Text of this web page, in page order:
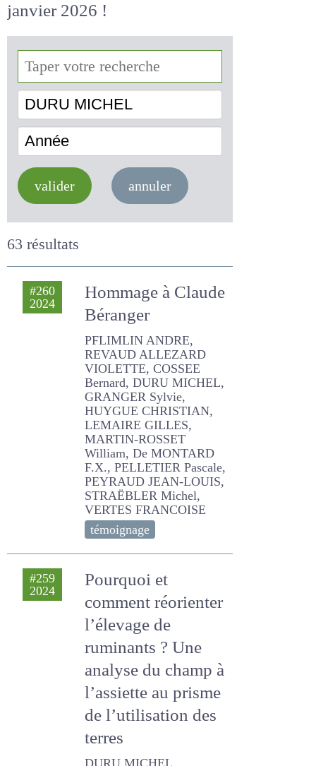
sa version numérique
de janvier 2026 !
DURU MICHEL
valider annuler
63 résultats
#260
Hommage à
Claude Béranger
PFLIMLIN ANDRE, REVAUD
ALLEZARD VIOLETTE,
COSSEE Bernard, DURU
MICHEL, GRANGER Sylvie,
HUYGUE CHRISTIAN,
LEMAIRE GILLES, MARTIN-
ROSSET William, De
MONTARD F.X., PELLETIER
Pascale, PEYRAUD JEAN-
LOUIS, STRAËBLER Michel,
VERTES FRANCOISE
témoignage
#259
2024
Pourquoi et
comment
réorienter l’élevage
de ruminants ?
Une analyse du
champ à l’assiette
au prisme de
l’utilisation des